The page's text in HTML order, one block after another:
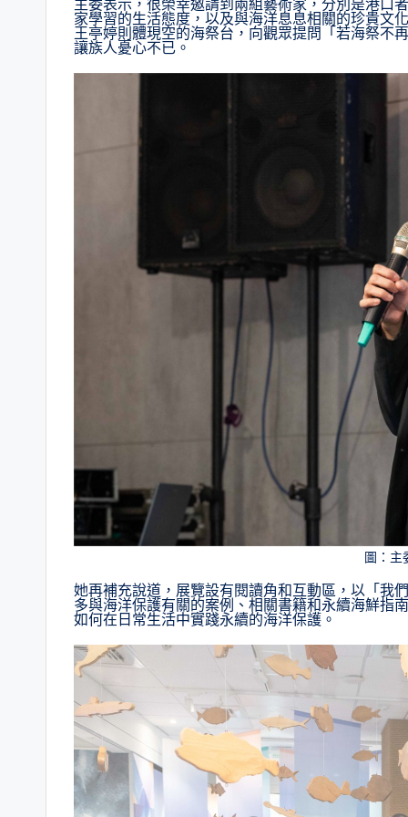
家學習的生活態度，以及與海洋息息相關的珍貴文
王亭婷則體現空的海祭台，向觀眾提問「若海祭不
讓族人憂心不已。
圖：主
她再補充說道，展覽設有閱讀角和互動區，以「我
多與海洋保護有關的案例、相關書籍和永續海鮮指
如何在日常生活中實踐永續的海洋保護​​。